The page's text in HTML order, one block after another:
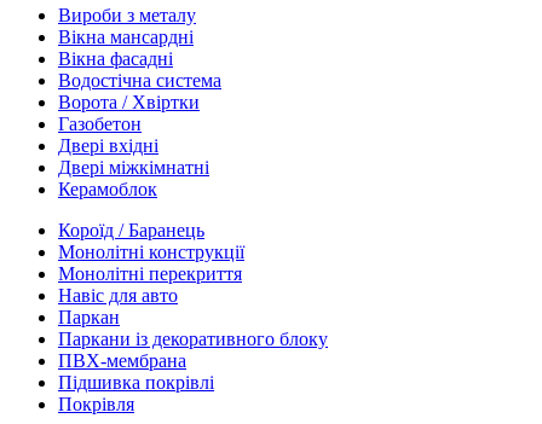
Вироби з металу
Вікна мансардні
Вікна фасадні
Водостічна система
Ворота / Хвіртки
Газобетон
Двері вхідні
Двері міжкімнатні
Керамоблок
Короїд / Баранець
Монолітні конструкції
Монолітні перекриття
Навіс для авто
Паркан
Паркани із декоративного блоку
ПВХ-мембрана
Підшивка покрівлі
Покрівля